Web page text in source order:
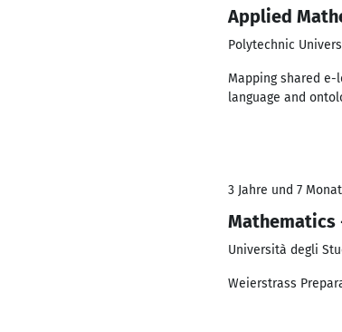
Applied
Polytechnic
Mapping shared
language and
3 Jahre und 7
Mathematics
Università degli
Weierstrass